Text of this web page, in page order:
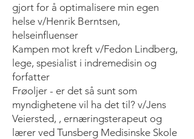
gjort for å optimalisere min egen
helse v/Henrik Berntsen,
helseinfluenser
Kampen mot kreft v/Fedon Lindberg,
lege, spesialist i indremedisin og
forfatter
Frøoljer - er det så sunt som
myndighetene vil ha det til? v/Jens
Veiersted, , ernæringsterapeut og
lærer ved Tunsberg Medisinske Skole